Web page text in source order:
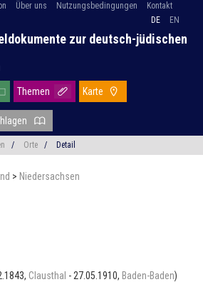
Über uns Nutzungsbedingungen
Kontakt
DE
EN
zur deutsch-jüdischen
Themen Karte
/ Orte / Detail
> Niedersachsen
Clausthal - 27.05.1910, Baden-Baden)